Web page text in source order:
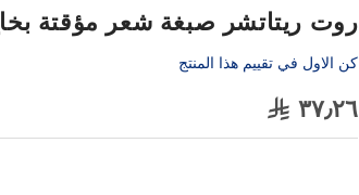
روت ريتاتشر صبغة شعر مؤقتة
كن الاول في تقييم هذا المنتج
٣٧٫٢٦